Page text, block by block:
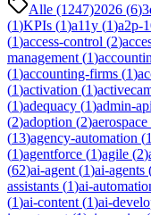
Alle (1247)2026 (6)
(1)KPIs (1)a11y (1)a2p-
(1)access-control (2)
management (1)
(1)accounting-firms (1)
(1)activation (1)
(1)adequacy (1)admin-api
(2)adoption (2)aerospace
(13)agency-automation (1
(1)agentforce (1)agile (2)
(62)ai-agent (1)ai-agents
assistants (1)ai-
(1)ai-content (1)ai-